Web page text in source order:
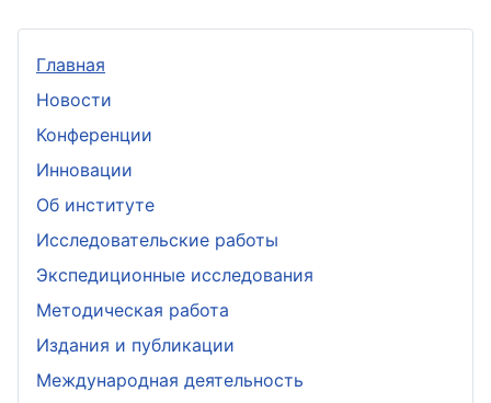
Главная
Новости
Конференции
Инновации
Об институте
Исследовательские работы
Экспедиционные исследования
Методическая работа
Издания и публикации
Международная деятельность